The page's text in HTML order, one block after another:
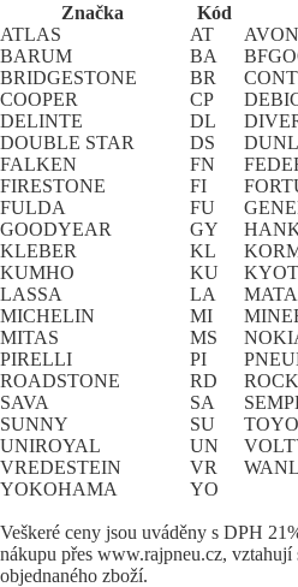
Značka Kód
ATLAS
AT AVON
BARUM
BA
BRIDGESTONE
BR
COOPER
CP
DELINTE
DL
DOUBLE STAR
DS
FALKEN
FN
FIRESTONE
FI
FULDA
FU
GOODYEAR
GY
KLEBER
KL
KUMHO
KU
LASSA
LA
MICHELIN
MI
MITAS
MS
PIRELLI
PI
ROADSTONE
RD
SAVA
SA
SUNNY
SU TOYO
UNIROYAL
UN
VREDESTEIN
VR
YOKOHAMA
YO
Veškeré ceny jsou uváděny s DPH
nákupu přes www.rajpneu.cz, vztahují
objednaného zboží.